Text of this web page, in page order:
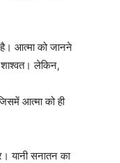
है। आत्मा को जानने
शाश्वत। लेकिन,
आत्मा को ही
यानी सनातन का